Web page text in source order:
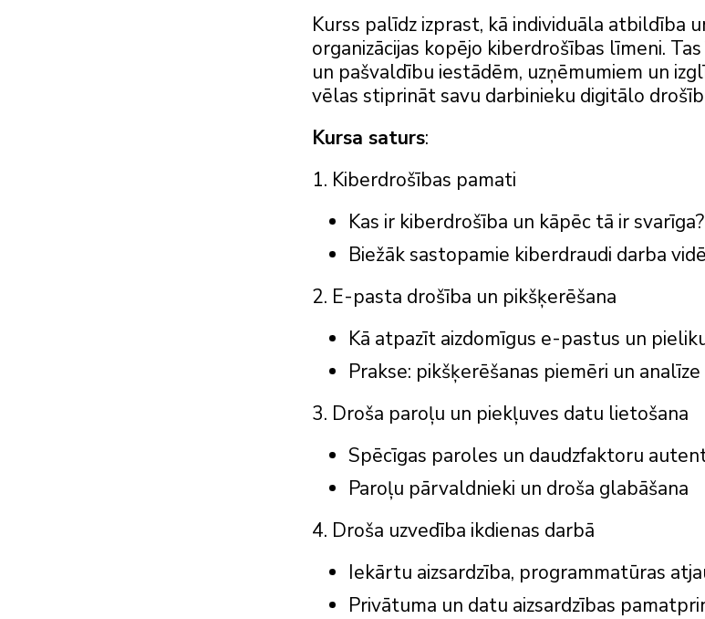
Kurss palīdz izprast, kā individuāla atbildība
organizācijas kopējo kiberdrošības līmeni.
un pašvaldību iestādēm, uzņēmumiem un
vēlas stiprināt savu darbinieku digitālo
Kursa saturs:
1. Kiberdrošības pamati
Kas ir kiberdrošība un kāpēc tā ir svarīga?
Biežāk sastopamie kiberdraudi darba vidē
2. E-pasta drošība un pikšķerēšana
Kā atpazīt aizdomīgus e-pastus un
Prakse: pikšķerēšanas piemēri un analīze
3. Droša paroļu un piekļuves datu lietošana
Spēcīgas paroles un daudzfaktoru
Paroļu pārvaldnieki un droša glabāšana
4. Droša uzvedība ikdienas darbā
Iekārtu aizsardzība, programmatūras
Privātuma un datu aizsardzības